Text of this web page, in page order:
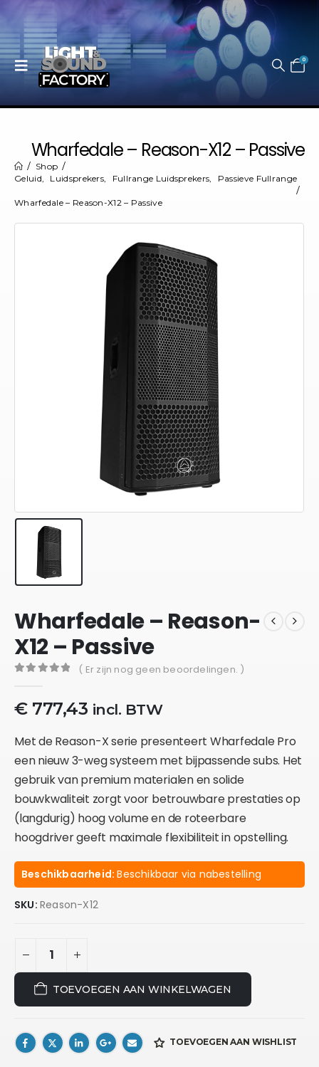
0
Wharfedale – Reason-X12 – Passive
Shop
Geluid, Luidsprekers, Fullrange Luidsprekers, Passieve Fullrange
Wharfedale – Reason-X12 – Passive
Wharfedale – Reason-
X12 – Passive
( Er zijn nog geen beoordelingen. )
€777,43 incl. BTW
Met de Reason-X serie presenteert Wharfedale Pro
een nieuw 3-weg systeem met bijpassende subs. Het
gebruik van premium materialen en solide
bouwkwaliteit zorgt voor betrouwbare prestaties op
(langdurig) hoog volume en de roteerbare
hoogdriver geeft maximale flexibiliteit in opstelling.
Beschikbaarheid:Beschikbaar via nabestelling
SKU: Reason-X12
TOEVOEGEN AAN WINKELWAGEN
TOEVOEGEN AAN WISHLIST